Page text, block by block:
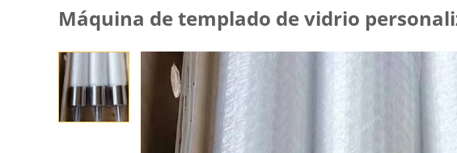
Máquina de templado de vidrio